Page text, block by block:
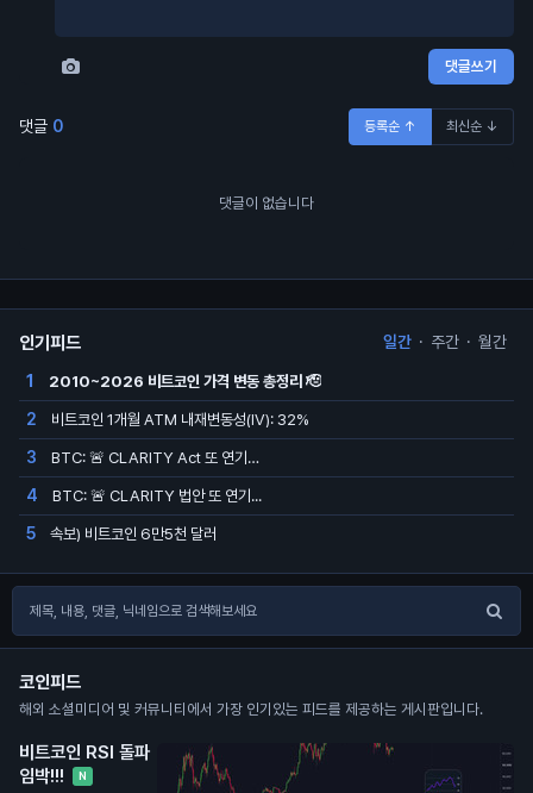
댓글쓰기
댓글 0 등록순 ↑ 최신순 ↓
댓글이 없습니다
인기피드 일간 · 주간 · 월간
1 2010~2026 비트코인 가격 변동 총정리 🫡
2 비트코인 1개월 ATM 내재변동성(IV): 32%
3 BTC: 🚨 CLARITY Act 또 연기…
4 BTC: 🚨 CLARITY 법안 또 연기...
5 속보) 비트코인 6만5천 달러
코인피드
해외 소셜미디어 및 커뮤니티에서 가장 인기있는 피드를 제공하는 게시판입니다.
비트코인 RSI 돌파
임박!!!
N